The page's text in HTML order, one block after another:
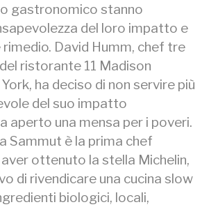
gastronomico stanno
del loro impatto e
David Humm, chef tre
ristorante 11 Madison
ha deciso di non servire più
del suo impatto
aperto una mensa per i poveri.
Sammut è la prima chef
ottenuto la stella Michelin,
di rivendicare una cucina slow
biologici, locali,